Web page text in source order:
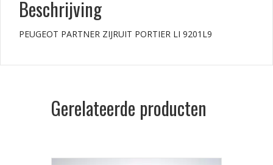
Beschrijving
PEUGEOT PARTNER ZIJRUIT PORTIER LI 9201L9
Gerelateerde producten